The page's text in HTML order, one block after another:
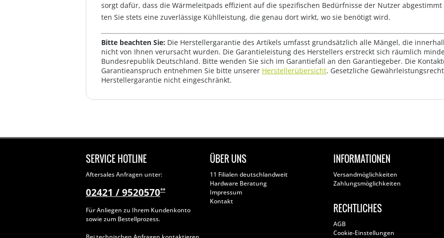
sorgt dafür, dass die Wärmeleitpads effizient auf die spezifischen Bedürfnisse der Nutzer
ten Sie stets eine zuverlässige Kühlleistung, die genau dort wirkt, wo sie benötigt wird.
Bitte beachten Sie: Die Herstellergarantie des Artikels umfasst grundsätzlich alle Mängel, die
nicht von Ihnen verursacht wurden. Die Garantieleistung des Herstellers erstreckt sich räumlich
Bundesrepublik Deutschland. Bitte wenden Sie sich im Garantiefall an den Garantiegeber. Die
Garantieanspruch entnehmen Sie bitte unserer Herstellerübersicht. Gesetzliche
Herstellergarantie nicht eingeschränkt.
SERVICE HOTLINE
Aftersales Anfragen unter:
02421 / 9520570**
Für Anliegen zu Ihrem Kundenkonto
sowie zum Bestellprozess.
ÜBER UNS
11 Filialen deutschlandweit
Hardware Beratung
Impressum
Kontakt
INFORMATIONEN
Versandmöglichkeiten
Zahlungsmöglichkeiten
RECHTLICHES
AGB
Cookie-Einstellungen